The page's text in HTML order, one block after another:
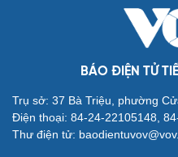
BÁO ĐIỆN TỬ
Trụ sở: 37 Bà Triệu, phường
Điện thoại: 84-24-22105148,
Thư điện tử: